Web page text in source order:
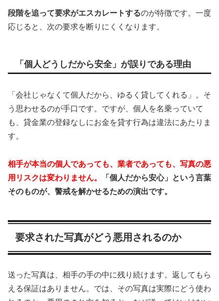
段階を追って要求がエスカレートするのが特徴です。一度
応じると、次の要求を断りにくくなります。
「個人どうしだから安全」が誤りである理由
「会社じゃなくて個人だから、ゆるく貸してくれる」。そ
う思わせるのが手口です。ですが、個人を名乗っていて
も、貸金業の登録なしにお金を貸す行為は違法にあたりま
す。
相手が本当の個人であっても、業者であっても、写真の悪
用リスクは変わりません。
「個人だから安心」という言葉
そのものが、警戒を解かせるための演出です。
要求された写真がどう悪用されるのか
送った写真は、相手の手の中に残り続けます。返してもら
える保証はありません。では、その写真は実際にどう使わ